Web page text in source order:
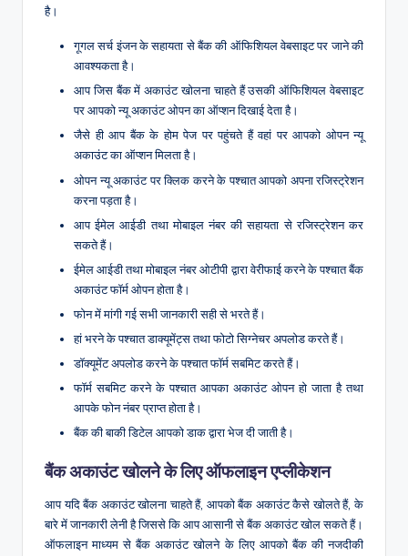
है।
गूगल सर्च इंजन के सहायता से बैंक की ऑफिशियल वेबसाइट पर जाने की
आवश्यकता है।
आप जिस बैंक में अकाउंट खोलना चाहते हैं उसकी ऑफिशियल वेबसाइट
पर आपको न्यू अकाउंट ओपन का ऑप्शन दिखाई देता है।
जैसे ही आप बैंक के होम पेज पर पहुंचते हैं वहां पर आपको ओपन न्यू
अकाउंट का ऑप्शन मिलता है।
ओपन न्यू अकाउंट पर क्लिक करने के पश्चात आपको अपना रजिस्ट्रेशन
करना पड़ता है।
आप ईमेल आईडी तथा मोबाइल नंबर की सहायता से रजिस्ट्रेशन कर
सकते हैं।
ईमेल आईडी तथा मोबाइल नंबर ओटीपी द्वारा वेरीफाई करने के पश्चात बैंक
अकाउंट फॉर्म ओपन होता है।
फोन में मांगी गई सभी जानकारी सही से भरते हैं।
हां भरने के पश्चात डाक्यूमेंट्स तथा फोटो सिग्नेचर अपलोड करते हैं।
डॉक्यूमेंट अपलोड करने के पश्चात फॉर्म सबमिट करते हैं।
फॉर्म सबमिट करने के पश्चात आपका अकाउंट ओपन हो जाता है तथा
आपके फोन नंबर प्राप्त होता है।
बैंक की बाकी डिटेल आपको डाक द्वारा भेज दी जाती है।
बैंक अकाउंट खोलने के लिए ऑफलाइन एप्लीकेशन
आप यदि बैंक अकाउंट खोलना चाहते हैं, आपको बैंक अकाउंट कैसे खोलते हैं, के
बारे में जानकारी लेनी है जिससे कि आप आसानी से बैंक अकाउंट खोल सकते हैं।
ऑफलाइन माध्यम से बैंक अकाउंट खोलने के लिए आपको बैंक की नजदीकी